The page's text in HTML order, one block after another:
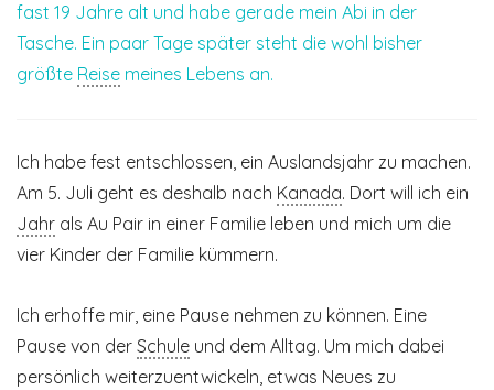
fast 19 Jahre alt und habe gerade mein Abi in der
Tasche. Ein paar Tage später steht die wohl bisher
größte Reise meines Lebens an.
Ich habe fest entschlossen, ein Auslandsjahr zu machen.
Am 5. Juli geht es deshalb nach Kanada. Dort will ich ein
Jahr als Au Pair in einer Familie leben und mich um die
vier Kinder der Familie kümmern.
Ich erhoffe mir, eine Pause nehmen zu können. Eine
Pause von der Schule und dem Alltag. Um mich dabei
persönlich ­weiterzuentwickeln, etwas Neues zu